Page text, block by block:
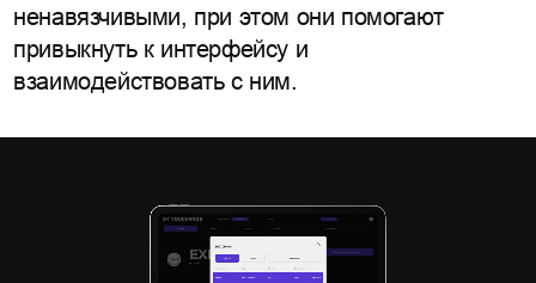
ненавязчивыми, при этом они помогают
привыкнуть к интерфейсу и
взаимодействовать с ним.